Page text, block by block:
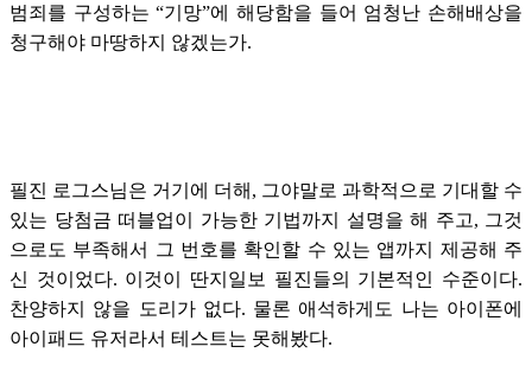
범죄를 구성하는 “기망”에 해당함을 들어 엄청난 손해배상을
청구해야 마땅하지 않겠는가.
필진 로그스님은 거기에 더해, 그야말로 과학적으로 기대할 수
있는 당첨금 떠블업이 가능한 기법까지 설명을 해 주고, 그것
으로도 부족해서 그 번호를 확인할 수 있는 앱까지 제공해 주
신 것이었다. 이것이 딴지일보 필진들의 기본적인 수준이다.
찬양하지 않을 도리가 없다. 물론 애석하게도 나는 아이폰에
아이패드 유저라서 테스트는 못해봤다.